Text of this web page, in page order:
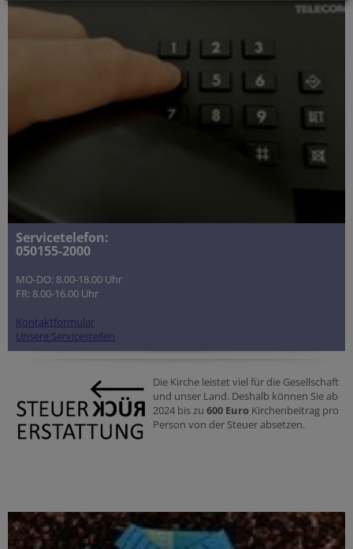
Servicetelefon:
050155-2000
MO-DO: 8.00-18.00 Uhr
FR: 8.00-16.00 Uhr
Kontaktformular
Unsere Servicestellen
Die Kirche leistet viel für die Gesellschaft
und unser Land. Deshalb können Sie ab
2024 bis zu 600 Euro Kirchenbeitrag pro
Person von der Steuer absetzen.